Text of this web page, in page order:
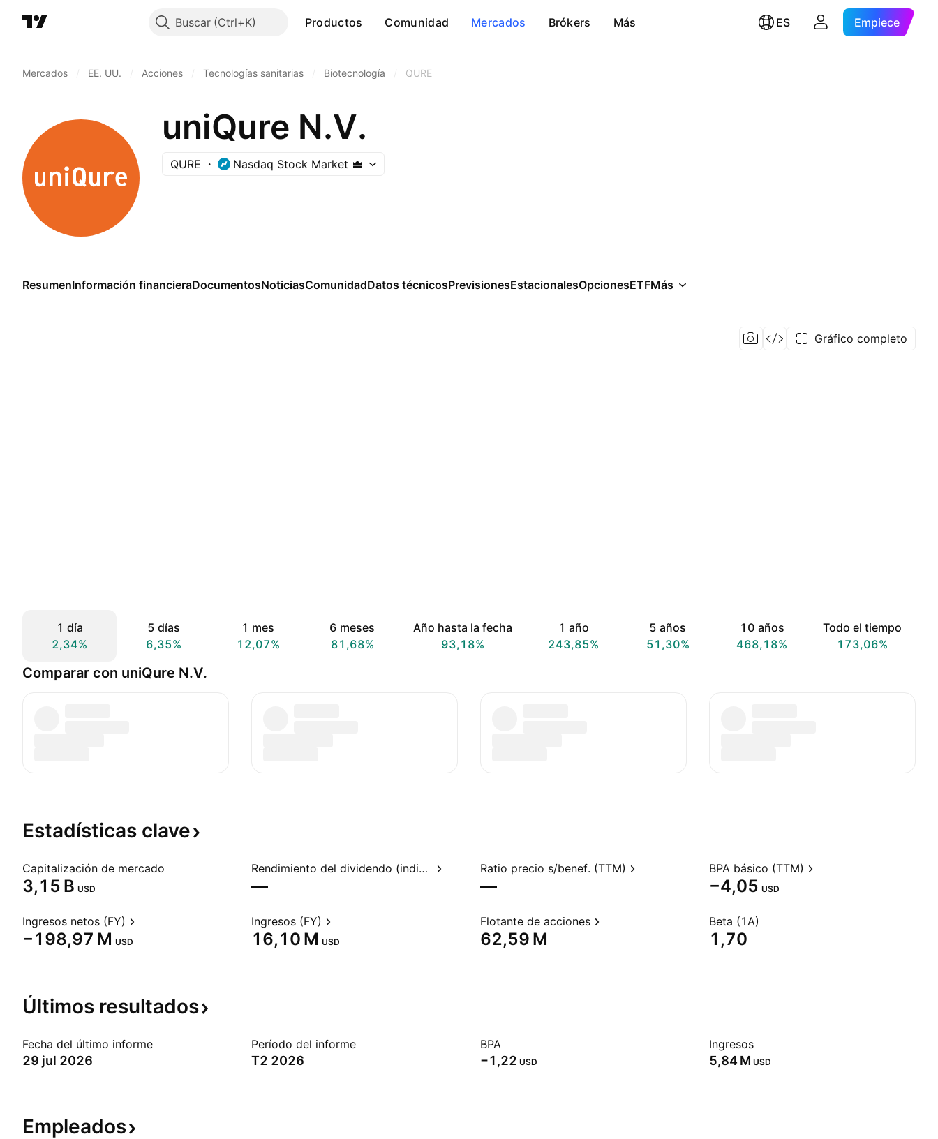
Buscar Productos Comunidad Mercados Brókers Más ES Empiece
Mercados EE. UU. Acciones Tecnologías sanitarias Biotecnología QURE
uniQure N.V.
QURE Nasdaq Stock Market
ResumenInformación financieraDocumentosNoticiasComunidadDatos técnicosPrevisionesEstacionalesOpcionesETFMás
Gráfico completo
1 día
2,34%
5 días
6,35%
1 mes
12,07%
6 meses
81,68%
Año hasta la fecha
93,18%
1 año
243,85%
5 años
51,30%
10 años
468,18%
Todo el tiempo
173,06%
Comparar con uniQure N.V.
Estadísticas clave
Capitalización de mercado
‪3,15 B‬ USD
Rendimiento del dividendo (indicado)
—
Ratio precio s/benef. (TTM)
—
BPA básico (TTM)
−4,05 USD
Ingresos netos (FY)
‪−198,97 M‬ USD
Ingresos (FY)
‪16,10 M‬ USD
Flotante de acciones
‪62,59 M‬
Beta (1A)
1,70
Últimos resultados
Fecha del último informe
29 jul 2026
Período del informe
T2 2026
BPA
−1,22 USD
Ingresos
‪5,84 M‬ USD
Empleados